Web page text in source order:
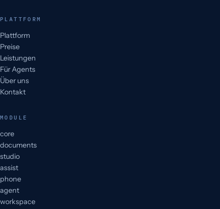
PLATTFORM
Plattform
Preise
Leistungen
Für Agents
Über uns
Kontakt
MODULE
core
documents
studio
assist
phone
agent
workspace